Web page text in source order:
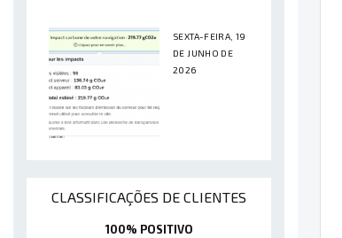
SEXTA-FEIRA, 19
DE JUNHO DE
2026
CLASSIFICAÇÕES DE CLIENTES
100% POSITIVO